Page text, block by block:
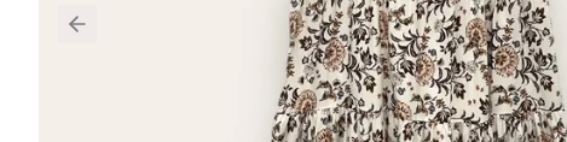
Previous slide